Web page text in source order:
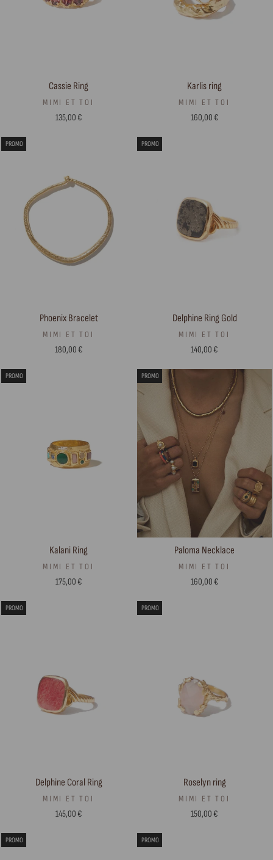
Cassie Ring
MIMI ET TOI
135,00 €
Karlis ring
MIMI ET TOI
160,00 €
PROMO
Phoenix Bracelet
MIMI ET TOI
180,00 €
PROMO
Delphine Ring Gold
MIMI ET TOI
140,00 €
PROMO
Kalani Ring
MIMI ET TOI
175,00 €
PROMO
Paloma Necklace
MIMI ET TOI
160,00 €
PROMO
Delphine Coral Ring
MIMI ET TOI
145,00 €
PROMO
Roselyn ring
MIMI ET TOI
150,00 €
PROMO PROMO